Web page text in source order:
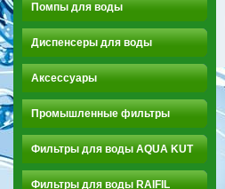
Помпы для воды
Диспенсеры для воды
Аксессуары
Промышленные фильтры
Фильтры для воды AQUA KUT
Фильтры для воды RAIFIL